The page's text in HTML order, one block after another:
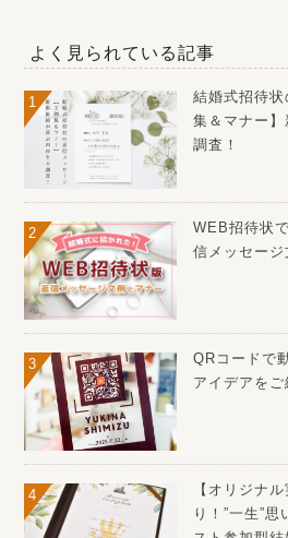
よく見られている記事
結婚式招待状
集＆マナー
調査！
WEB招待状
信メッセー
QRコードで
アイデアをご
【オリジナ
り！”一生”